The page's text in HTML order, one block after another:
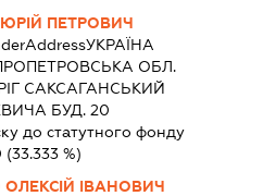
ПЕТРОВИЧ
УКРАЇНА
ОБЛ.
САКСАГАНСЬКИЙ
БУД. 20
до статутного фонду
(33.333 %)
ІВАНОВИЧ